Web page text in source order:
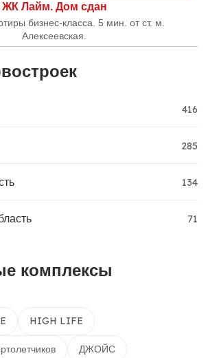
ЖК Лайм. Дом сдан
бизнес-класса. 5 мин. от ст. м.
Алексеевская.
416
285
134
71
комплексы
HIGH LIFE
ДЖОЙС